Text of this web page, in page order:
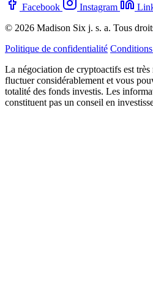
Facebook Instagram
© 2026 Madison Six j. s. a. Tous
Politique de confidentialité
La négociation de cryptoactifs est
fluctuer considérablement et vous
totalité des fonds investis. Les
constituent pas un conseil en